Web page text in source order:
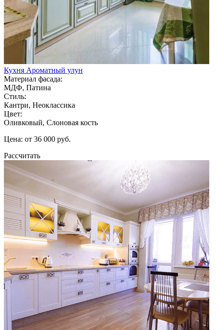
Кухня Ароматный улун
Материал фасада:
МДФ, Патина
Стиль:
Кантри, Неоклассика
Цвет:
Оливковый, Слоновая кость
Цена: от 36 000 руб.
Рассчитать